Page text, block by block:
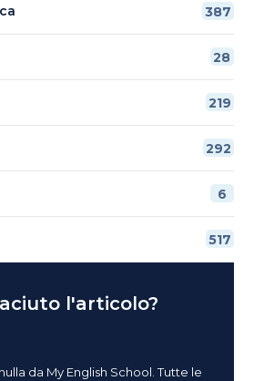
387
28
219
292
6
517
l'articolo?
da My English School. Tutte le